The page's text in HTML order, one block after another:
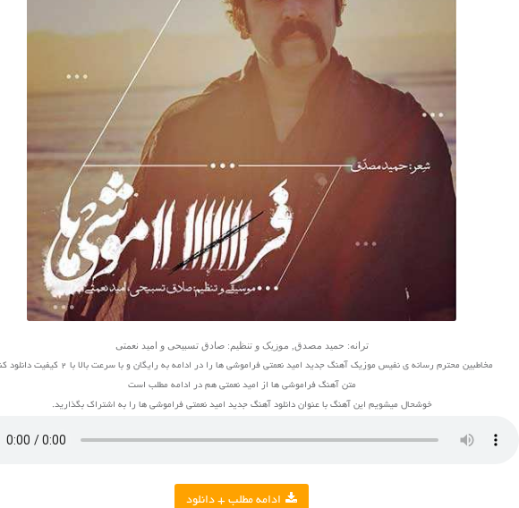
ترانه: حمید مصدق, موزیک و تنظیم: صادق تسبیحی و امید نعمتی
مخاطبین محترم رسانه ی نفیس موزیک آهنگ جدید امید نعمتی فراموشی ها را در ادامه به رایگان و با سرعت بالا با 2 کیفیت دانلود کنید
متن آهنگ فراموشی ها از امید نعمتی هم در ادامه مطلب است
خوشحال میشویم این آهنگ با عنوان دانلود آهنگ جدید امید نعمتی فراموشی ها را به اشتراک بگذارید.
ادامه مطلب + دانلود